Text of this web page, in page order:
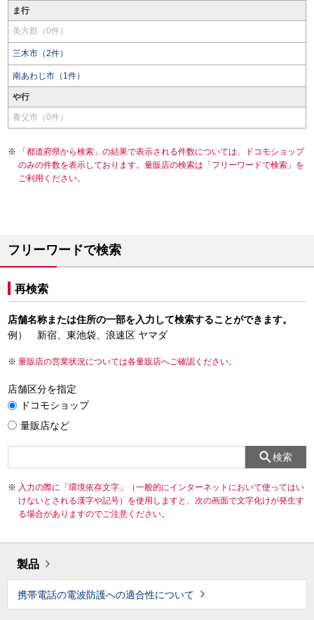
ま行
美方郡（0件）
三木市（2件）
南あわじ市（1件）
や行
養父市（0件）
「都道府県から検索」の結果で表示される件数については、ドコモショップ
のみの件数を表示しております。量販店の検索は「フリーワードで検索」を
ご利用ください。
フリーワードで検索
再検索
店舗名称または住所の一部を入力して検索することができます。
例） 新宿、東池袋、浪速区 ヤマダ
量販店の営業状況については各量販店へご確認ください。
店舗区分を指定
ドコモショップ
量販店など
検索
入力の際に「環境依存文字」（一般的にインターネットにおいて使ってはい
けないとされる漢字や記号）を使用しますと、次の画面で文字化けが発生す
る場合がありますのでご注意ください。
製品
携帯電話の電波防護への適合性について